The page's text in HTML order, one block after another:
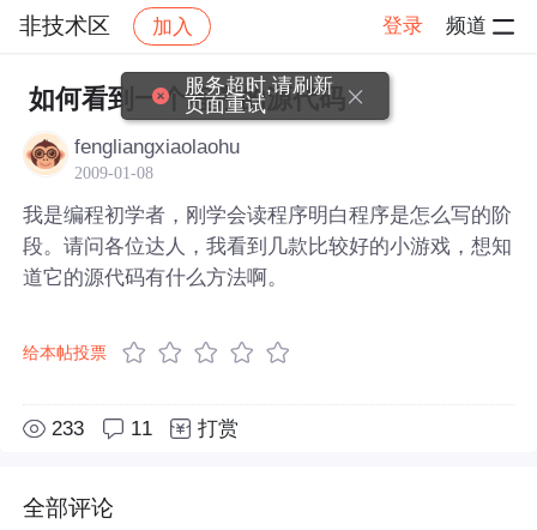
非技术区 加入 登录 频道
社区 非技术区 帖子详情
如何看到一个程序的源代码
fengliangxiaolaohu
2009-01-08
我是编程初学者，刚学会读程序明白程序是怎么写的阶
段。请问各位达人，我看到几款比较好的小游戏，想知
道它的源代码有什么方法啊。
给本帖投票
233 11 打赏
全部评论
服务超时,请刷新
页面重试